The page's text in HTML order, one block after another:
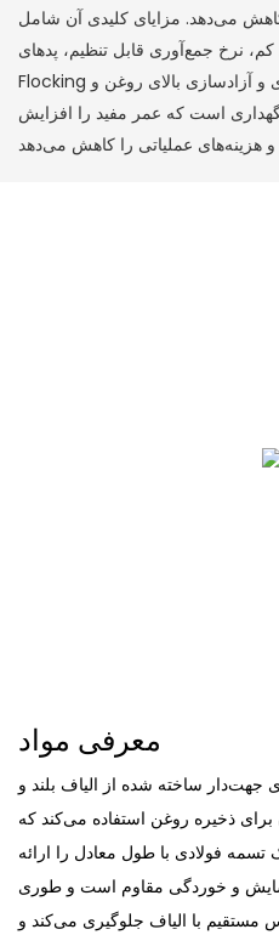
می‌دهد. مزایای کلیدی آن شامل
نرخ جمع‌آوری قابل تنظیم، پدهای
Flocking قابل شستشو برای جمع‌آوری و آزادسازی بالای روغن و
است که عمر مفید را افزایش
معرفی مواد
ساخته شده از الیاف بلند و
برای ذخیره روغن استفاده می‌کند که
تسمه فولادی با طول معادل را ارائه
سایش و خوردگی مقاوم است و طوری
با الیاف جلوگیری می‌کند و